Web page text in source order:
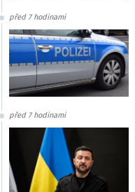
před 7 hodinami
před 7 hodinami